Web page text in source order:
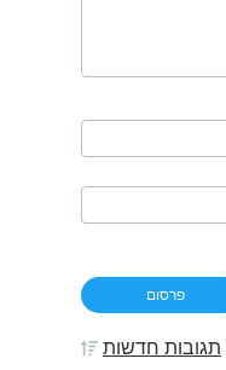
תגובות חדשות